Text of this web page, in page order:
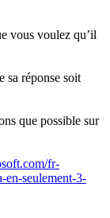
vous voulez qu’il
sa réponse soit
que possible sur
fr-
en-seulement-3-